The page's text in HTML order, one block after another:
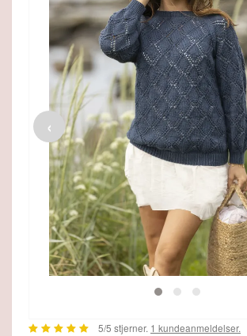
Viking Maskemarkør, fra
36,00 DKK
26,95 DKK
SE MERE
‹
5/5 stjerner. 1 kundeanmeldelser.